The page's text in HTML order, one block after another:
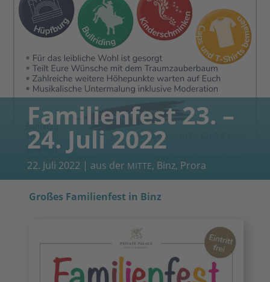
Familienfest 23. –
24. Juli 2022
22. Juli 2022 | aus der MITTE, Binz, Prora
Großes Familienfest in Binz